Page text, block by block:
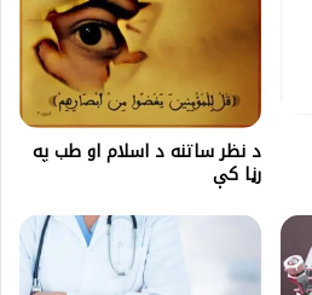
د نظر ساتنه د اسلام او طب په
رڼا کې